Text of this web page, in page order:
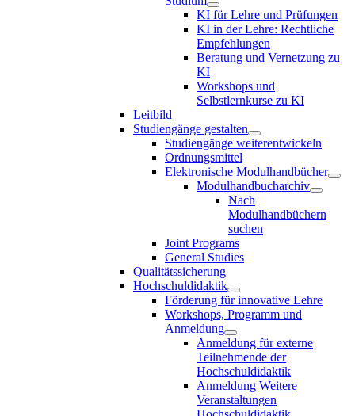
KI für Lehre und Prüfungen
KI in der Lehre: Rechtliche
Empfehlungen
Beratung und Vernetzung zu
KI
Workshops und
Selbstlernkurse zu KI
Leitbild
Studiengänge gestalten
Studiengänge weiterentwickeln
Ordnungsmittel
Elektronische Modulhandbücher
Modulhandbucharchiv
Nach
Modulhandbüchern
suchen
Joint Programs
General Studies
Qualitätssicherung
Hochschuldidaktik
Förderung für innovative Lehre
Workshops, Programm und
Anmeldung
Anmeldung für externe
Teilnehmende der
Hochschuldidaktik
Anmeldung Weitere
Veranstaltungen